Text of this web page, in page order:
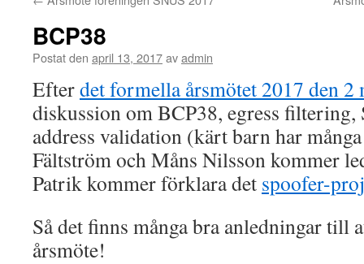
BCP38
Postat den april 13, 2017avadmin
Efterdet formella årsmötet 2017 den 2
diskussion om BCP38, egress filtering,
address validation (kärt barn har
Fältström och Måns Nilsson kommer
Patrik kommer förklara det spoofer-
Så det finns många bra anledningar till
årsmöte!